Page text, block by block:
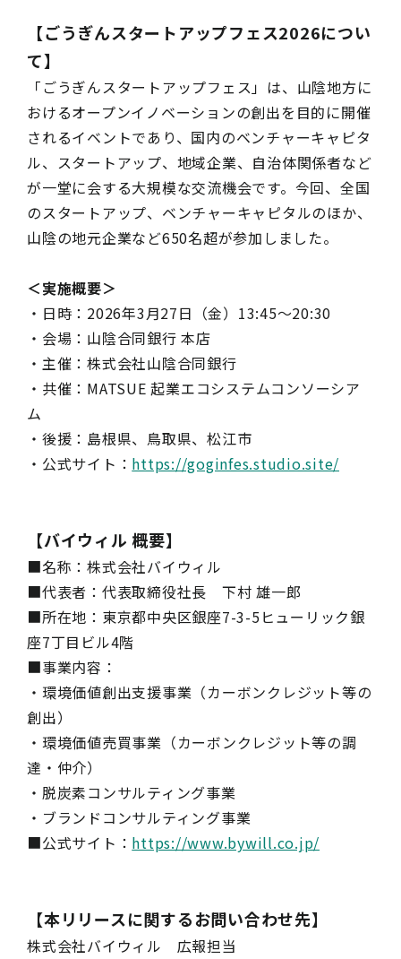
【ごうぎんスタートアップフェス2026につい
て】
「ごうぎんスタートアップフェス」は、山陰地方に
おけるオープンイノベーションの創出を目的に開催
されるイベントであり、国内のベンチャーキャピタ
ル、スタートアップ、地域企業、自治体関係者など
が一堂に会する大規模な交流機会です。今回、全国
のスタートアップ、ベンチャーキャピタルのほか、
山陰の地元企業など650名超が参加しました。
＜実施概要＞
・日時：2026年3月27日（金）13:45〜20:30
・会場：山陰合同銀行 本店
・主催：株式会社山陰合同銀行
・共催：MATSUE 起業エコシステムコンソーシア
ム
・後援：島根県、鳥取県、松江市
・公式サイト： https://goginfes.studio.site/
【バイウィル 概要】
■名称：株式会社バイウィル
■代表者：代表取締役社長 下村 雄一郎
■所在地：東京都中央区銀座7-3-5ヒューリック銀
座7丁目ビル4階
■事業内容：
・環境価値創出支援事業（カーボンクレジット等の
創出）
・環境価値売買事業（カーボンクレジット等の調
達・仲介）
・脱炭素コンサルティング事業
・ブランドコンサルティング事業
■公式サイト： https://www.bywill.co.jp/
【本リリースに関するお問い合わせ先】
株式会社バイウィル 広報担当